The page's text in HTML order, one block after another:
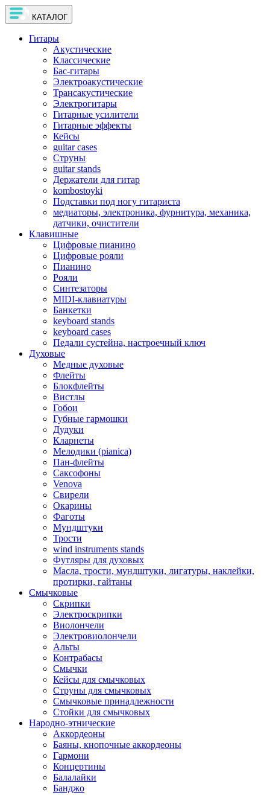
КАТАЛОГ
Гитары
Акустические
Классические
Бас-гитары
Электроакустические
Трансакустические
Электрогитары
Гитарные усилители
Гитарные эффекты
Кейсы
guitar cases
Струны
guitar stands
Держатели для гитар
kombostoyki
Подставки под ногу гитариста
медиаторы, электроника, фурнитура, механика,
датчики, очистители
Клавишные
Цифровые пианино
Цифровые рояли
Пианино
Рояли
Синтезаторы
MIDI-клавиатуры
Банкетки
keyboard stands
keyboard cases
Педали сустейна, настроечный ключ
Духовые
Медные духовые
Флейты
Блокфлейты
Вистлы
Гобои
Губные гармошки
Дудуки
Кларнеты
Мелодики (pianica)
Пан-флейты
Саксофоны
Venova
Свирели
Окарины
Фаготы
Мундштуки
Трости
wind instruments stands
Футляры для духовых
Масла, трости, мундштуки, лигатуры, наклейки,
протирки, гайтаны
Смычковые
Скрипки
Электроскрипки
Виолончели
Электровиолончели
Альты
Контрабасы
Смычки
Кейсы для смычковых
Струны для смычковых
Смычковые принадлежности
Стойки для смычковых
Народно-этнические
Аккордеоны
Баяны, кнопочные аккордеоны
Гармони
Концертины
Балалайки
Банджо